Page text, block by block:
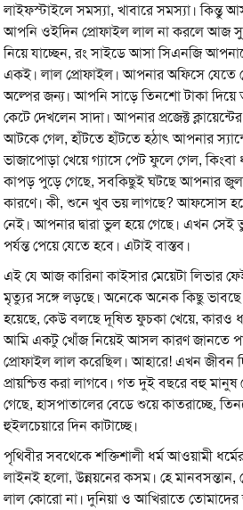
লাইফস্টাইলে সমস্যা, খাবারে সমস্যা। কিন্তু
আপনি ওইদিন প্রোফাইল লাল না করলে আজ
নিয়ে যাচ্ছেন, রং সাইডে আসা সিএনজি
একই। লাল প্রোফাইল। আপনার অফিসে যেতে
অল্পের জন্য। আপনি সাড়ে তিনশো টাকা
কেটে দেখলেন সাদা। আপনার প্রজেক্ট
আটকে গেল, হাঁটতে হাঁটতে হঠাৎ আপনার
ভাজাপোড়া খেয়ে গ্যাসে পেট ফুলে গেল, কিংবা
কাপড় পুড়ে গেছে, সবকিছুই ঘটছে আপনার
কারণে। কী, শুনে খুব ভয় লাগছে? আফসোস
নেই। আপনার দ্বারা ভুল হয়ে গেছে। এখন সেই
পর্যন্ত পেয়ে যেতে হবে। এটাই বাস্তব।
এই যে আজ কারিনা কাইসার মেয়েটা লিভার
মৃত্যুর সঙ্গে লড়ছে। অনেকে অনেক কিছু
হয়েছে, কেউ বলছে দূষিত ফুচকা খেয়ে, কারও
আমি একটু খোঁজ নিয়েই আসল কারণ জানতে
প্রোফাইল লাল করেছিল। আহারে! এখন জীবন
প্রায়শ্চিত্ত করা লাগবে। গত দুই বছরে বহু
গেছে, হাসপাতালের বেডে শুয়ে কাতরাচ্ছে,
হুইলচেয়ারে দিন কাটাচ্ছে।
পৃথিবীর সবথেকে শক্তিশালী ধর্ম আওয়ামী ধর্মের
লাইনই হলো, উন্নয়নের কসম। হে মানবসন্তান,
লাল কোরো না। দুনিয়া ও আখিরাতে তোমাদের